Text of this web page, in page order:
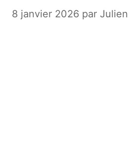
8 janvier 2026 par Julien